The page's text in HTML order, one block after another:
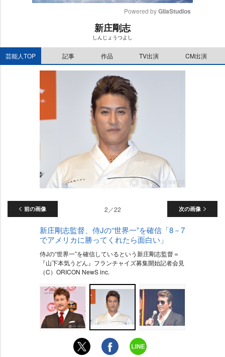
e
Powered by GliaStudios
新庄剛志
しんじょうつよし
芸能人TOP 記事 作品 TV出演 CM出演
前の画像 次の画像
2／22
新庄剛志監督、侍Jの“世界一”を確信「8－7
でアメリカに勝ってくれたら面白い」
侍Jの“世界一”を確信しているという新庄剛志監督＝
『山下本気うどん』フランチャイズ募集開始記者会見
（C）ORICON NewS inc.